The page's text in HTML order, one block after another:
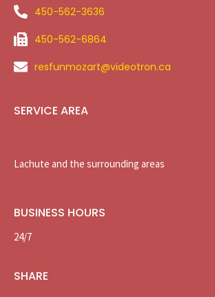
450-562-3636
450-562-6864
resfunmozart@videotron.ca
SERVICE AREA
Lachute and the surrounding areas
BUSINESS HOURS
24/7
SHARE